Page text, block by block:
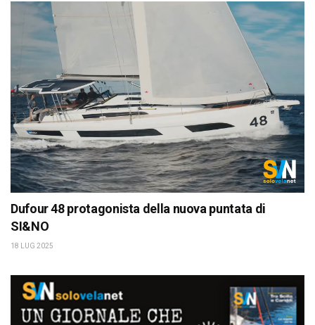
Dufour 48 protagonista della nuova puntata di
SI&NO
18 LUG 2025